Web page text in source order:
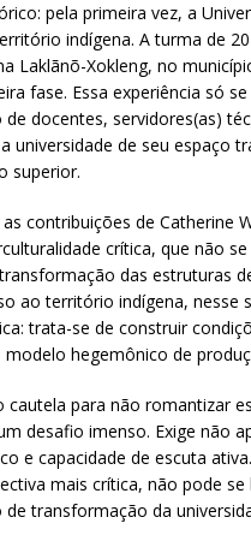
pela primeira vez, a
indígena. A turma de
Laklãnõ-Xokleng, no
fase. Essa experiência só
docentes, servidores(as)
universidade de seu espaço
superior.
contribuições de Catherine
crítica, que não
das estruturas
ao território indígena,
trata-se de construir
hegemônico de
cautela para não romantizar
desafio imenso. Exige não
e capacidade de escuta
mais crítica, não pode
transformação da